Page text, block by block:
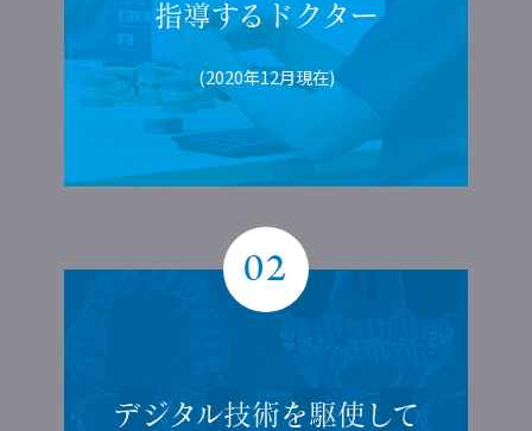
指導するドクター
(2020年12月現在)
02
デジタル技術を駆使して